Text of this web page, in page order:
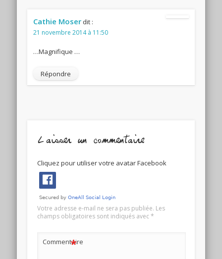
Cathie Moser dit :
21 novembre 2014 à 11:50
…Magnifique …
Répondre
Laisser un commentaire
Cliquez pour utiliser votre avatar Facebook
Votre adresse e-mail ne sera pas publiée. Les
champs obligatoires sont indiqués avec*
Commentaire
*